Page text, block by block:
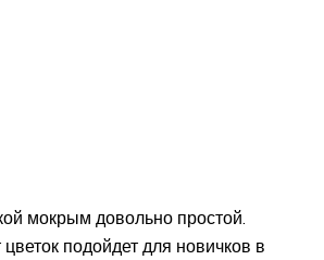
мокрым довольно простой.
подойдет для новичков в